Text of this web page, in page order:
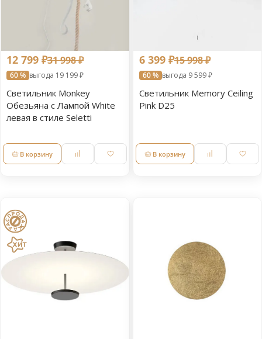
12 799 ₽31 998 ₽
60 % выгода 19 199 ₽
Светильник Monkey
Обезьяна с Лампой White
левая в стиле Seletti
В корзину
6 399 ₽15 998 ₽
60 % выгода 9 599 ₽
Светильник Memory Ceiling
Pink D25
В корзину